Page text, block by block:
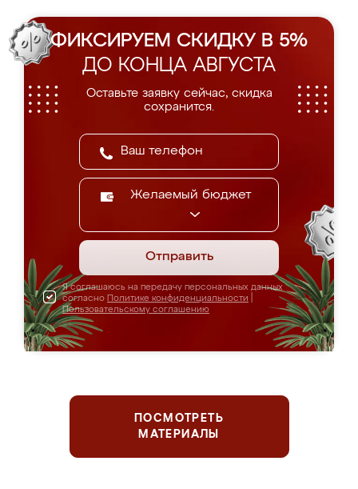
ФИКСИРУЕМ СКИДКУ В 5%
ДО КОНЦА АВГУСТА
Оставьте заявку сейчас, скидка
сохранится.
Желаемый бюджет
Отправить
Я соглашаюсь на передачу персональных данных
согласно Политике конфиденциальности
Пользовательскому соглашению
ПОСМОТРЕТЬ
МАТЕРИАЛЫ